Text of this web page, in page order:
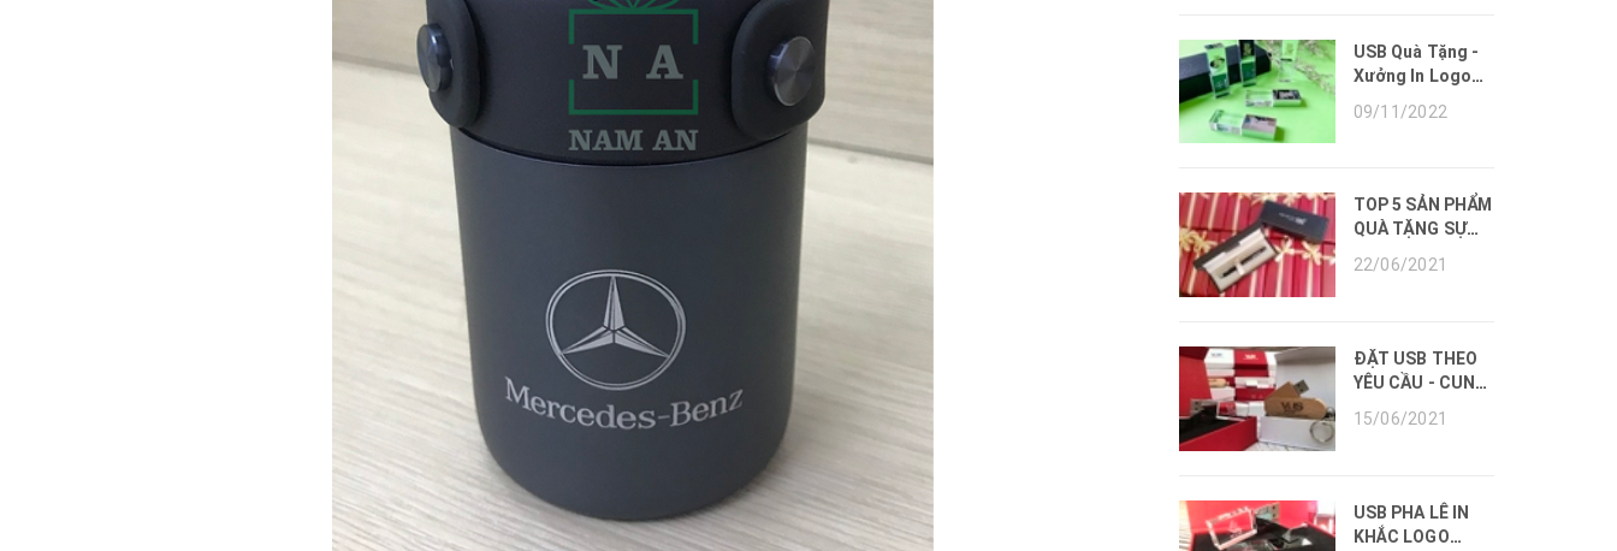
USB Quà Tặng -
Xưởng In Logo
USB
09/11/2022
TOP 5 SẢN PHẨM
QUÀ TẶNG SỰ
KIỆN HOT NHẤT
NĂM 2022.
22/06/2021
ĐẶT USB THEO
YÊU CẦU - CUNG
USB
15/06/2021
USB PHA LÊ IN
KHẮC LOGO